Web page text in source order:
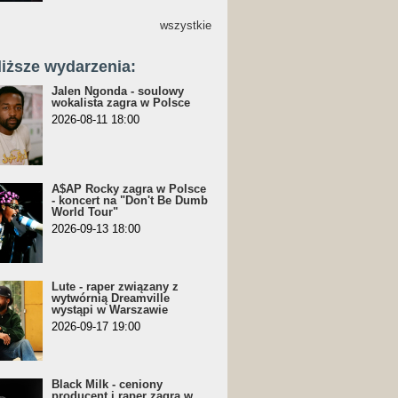
wszystkie
wydarzenia:
Jalen Ngonda - soulowy
wokalista zagra w Polsce
2026-08-11 18:00
A$AP Rocky zagra w Polsce
- koncert na "Don't Be Dumb
World Tour"
2026-09-13 18:00
Lute - raper związany z
wytwórnią Dreamville
wystąpi w Warszawie
2026-09-17 19:00
Black Milk - ceniony